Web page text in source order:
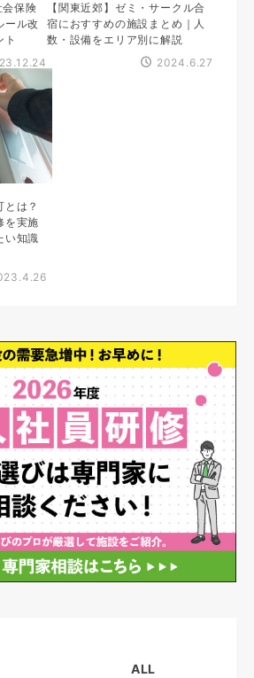
会保険
ール改
ト
【関東近郊】ゼミ・サークル合
宿におすすめの施設まとめ｜人
数・設備をエリア別に解説
2024.6.27
は？
を実施
い知識
ALL